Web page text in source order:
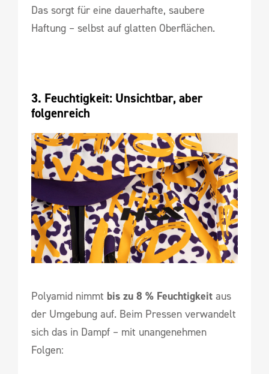
Das sorgt für eine dauerhafte, saubere
Haftung – selbst auf glatten Oberflächen.
3. Feuchtigkeit: Unsichtbar, aber
folgenreich
Polyamid nimmt bis zu 8 % Feuchtigkeit aus
der Umgebung auf. Beim Pressen verwandelt
sich das in Dampf – mit unangenehmen
Folgen: